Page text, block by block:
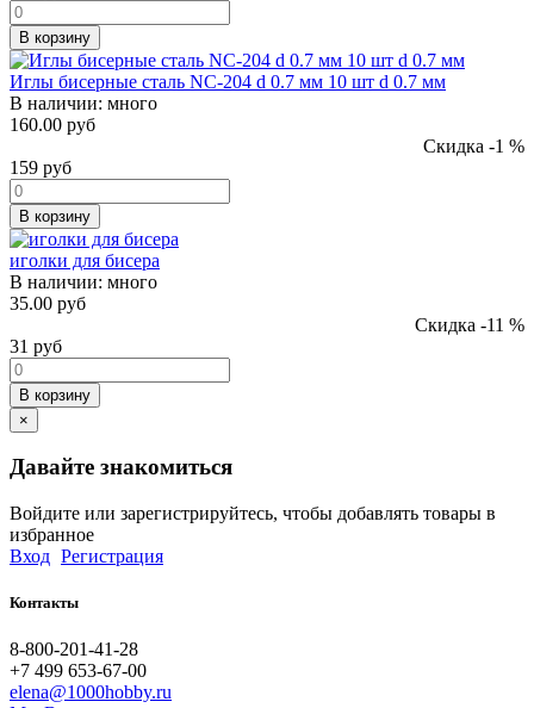
В корзину
Иглы бисерные сталь NC-204 d 0.7 мм 10 шт d 0.7 мм
В наличии: много
160.00 руб
Скидка -1 %
159 руб
В корзину
иголки для бисера
В наличии: много
35.00 руб
Скидка -11 %
31 руб
В корзину
×
Давайте знакомиться
Войдите или зарегистрируйтесь, чтобы добавлять товары в
избранное
Вход Регистрация
Контакты
8-800-201-41-28
+7 499 653-67-00
elena@1000hobby.ru